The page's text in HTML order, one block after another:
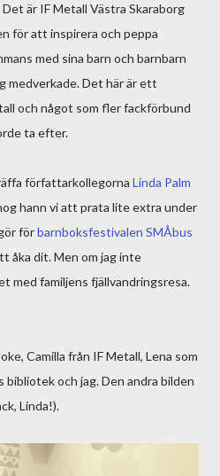
Det är IF Metall Västra Skaraborg
för att inspirera och peppa
med sina barn och barnbarn
medverkade. Det här är ett
och något som fler fackförbund
ta efter.
författarkollegorna Linda Palm
hann vi att prata lite extra under
förbarnboksfestivalen SMÅbus
åka dit. Men om jag inte
med familjens fjällvandringsresa.
Camilla från IF Metall, Lena som
bibliotek och jag. Den andra bilden
Linda!).